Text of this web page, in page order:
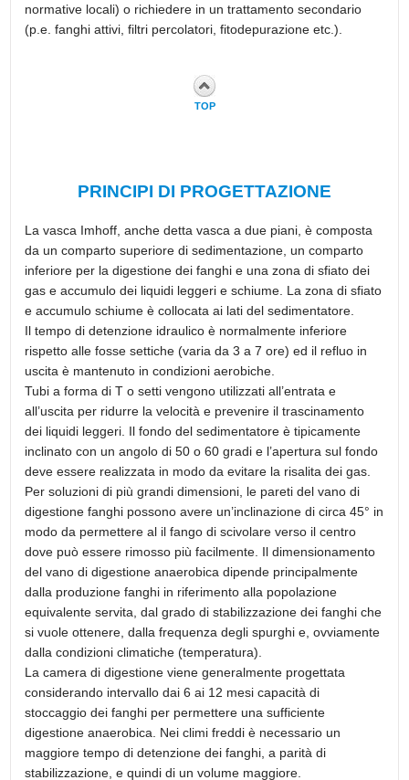
normative locali) o richiedere in un trattamento secondario
(p.e. fanghi attivi, filtri percolatori, fitodepurazione etc.).
TOP
PRINCIPI DI PROGETTAZIONE
La vasca Imhoff, anche detta vasca a due piani, è composta
da un comparto superiore di sedimentazione, un comparto
inferiore per la digestione dei fanghi e una zona di sfiato dei
gas e accumulo dei liquidi leggeri e schiume. La zona di sfiato
e accumulo schiume è collocata ai lati del sedimentatore.
Il tempo di detenzione idraulico è normalmente inferiore
rispetto alle fosse settiche (varia da 3 a 7 ore) ed il refluo in
uscita è mantenuto in condizioni aerobiche.
Tubi a forma di T o setti vengono utilizzati all’entrata e
all’uscita per ridurre la velocità e prevenire il trascinamento
dei liquidi leggeri. Il fondo del sedimentatore è tipicamente
inclinato con un angolo di 50 o 60 gradi e l’apertura sul fondo
deve essere realizzata in modo da evitare la risalita dei gas.
Per soluzioni di più grandi dimensioni, le pareti del vano di
digestione fanghi possono avere un’inclinazione di circa 45° in
modo da permettere al il fango di scivolare verso il centro
dove può essere rimosso più facilmente. Il dimensionamento
del vano di digestione anaerobica dipende principalmente
dalla produzione fanghi in riferimento alla popolazione
equivalente servita, dal grado di stabilizzazione dei fanghi che
si vuole ottenere, dalla frequenza degli spurghi e, ovviamente
dalla condizioni climatiche (temperatura).
La camera di digestione viene generalmente progettata
considerando intervallo dai 6 ai 12 mesi capacità di
stoccaggio dei fanghi per permettere una sufficiente
digestione anaerobica. Nei climi freddi è necessario un
maggiore tempo di detenzione dei fanghi, a parità di
stabilizzazione, e quindi di un volume maggiore.